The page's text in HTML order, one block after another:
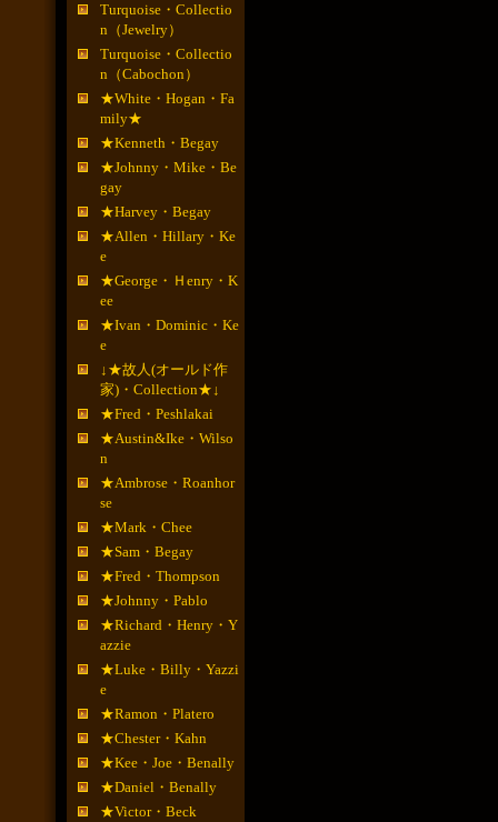
Turquoise・Collectio
n（Jewelry）
Turquoise・Collectio
n（Cabochon）
★White・Hogan・Fa
mily★
★Kenneth・Begay
★Johnny・Mike・Be
gay
★Harvey・Begay
★Allen・Hillary・Ke
e
★George・Ｈenry・K
ee
★Ivan・Dominic・Ke
e
↓★故人(オールド作
家)・Collection★↓
★Fred・Peshlakai
★Austin&Ike・Wilso
n
★Ambrose・Roanhor
se
★Mark・Chee
★Sam・Begay
★Fred・Thompson
★Johnny・Pablo
★Richard・Henry・Y
azzie
★Luke・Billy・Yazzi
e
★Ramon・Platero
★Chester・Kahn
★Kee・Joe・Benally
★Daniel・Benally
★Victor・Beck